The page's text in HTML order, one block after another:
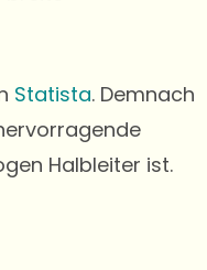
Statista. Demnach
Halbleiter ist.